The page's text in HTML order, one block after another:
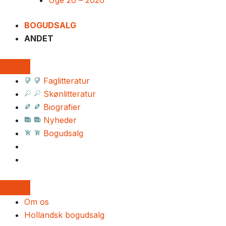
BOGUDSALG
ANDET
Faglitteratur
Skønlitteratur
Biografier
Nyheder
Bogudsalg
Om os
Hollandsk bogudsalg